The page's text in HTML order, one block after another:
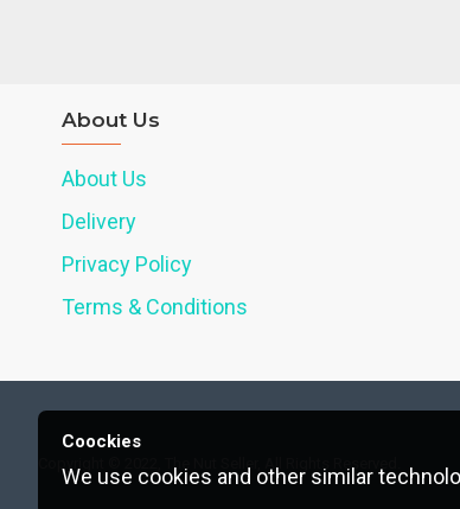
About Us
About Us
Delivery
Privacy Policy
Terms & Conditions
Copyright © 2022, The Nut Seller, All Rights Reserved.
Coockies
We use cookies and other similar